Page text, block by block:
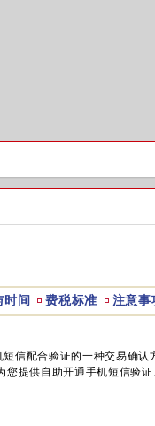
时间 费税标准 注意事
信配合验证的一种交易确认
提供自助开通手机短信验